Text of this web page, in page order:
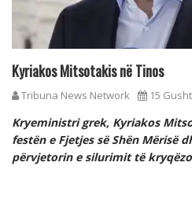
Kyriakos Mitsotakis në Tinos
Tribuna News Network 15
Kryeministri grek, Kyriakos
festën e Fjetjes së Shën Mërisë
përvjetorin e silurimit të